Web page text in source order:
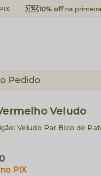
10% offna
Pedido
Veludo
Veludo Par Bico de
no PIX